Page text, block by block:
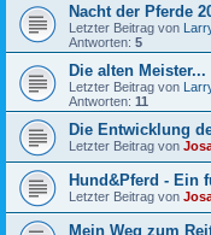
Nacht der Pferde
Letzter Beitrag von
Antworten: 5
Die alten Meister...
Letzter Beitrag von
Antworten: 11
Die Entwicklung
Letzter Beitrag von
Hund&Pferd - Ein
Letzter Beitrag von
Mein Weg zum